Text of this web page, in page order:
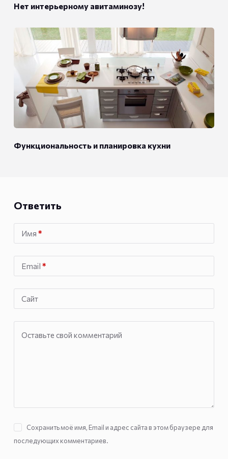
Нет интерьерному авитаминозу!
Функциональность и планировка кухни
Ответить
Имя *
Email *
Сайт
Оставьте свой комментарий
Сохранить моё имя, Email и адрес сайта в этом браузере для
последующих комментариев.